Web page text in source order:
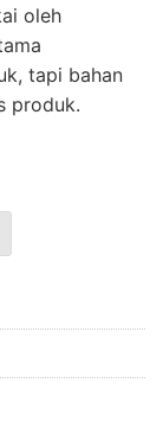
oleh
tapi bahan
produk.